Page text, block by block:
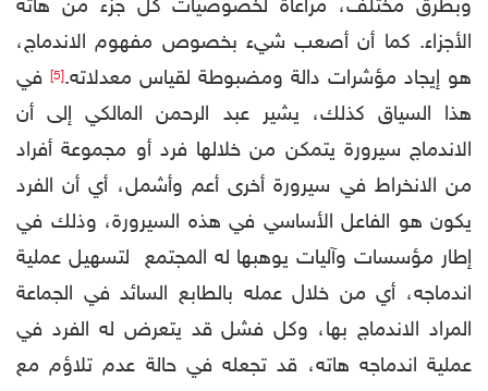
وبطرق مختلف، مراعاة لخصوصيات كل جزء من هاته
الأجزاء. كما أن أصعب شيء بخصوص مفهوم الاندماج،
هو إيجاد مؤشرات دالة ومضبوطة لقياس معدلاته.[5]
في
هذا السياق كذلك، يشير عبد الرحمن المالكي إلى أن
الاندماج سيرورة يتمكن من خلالها فرد أو مجموعة أفراد
من الانخراط في سيرورة أخرى أعم وأشمل، أي أن الفرد
يكون هو الفاعل الأساسي في هذه السيرورة، وذلك في
إطار مؤسسات وآليات يوهبها له المجتمع لتسهيل عملية
اندماجه، أي من خلال عمله بالطابع السائد في الجماعة
المراد الاندماج بها، وكل فشل قد يتعرض له الفرد في
عملية اندماجه هاته، قد تجعله في حالة عدم تلاؤم مع